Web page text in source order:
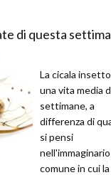
di questa
La cicala
una vita media
settimane, a
differenza di
si pensi
nell'immaginario
comune in cui la